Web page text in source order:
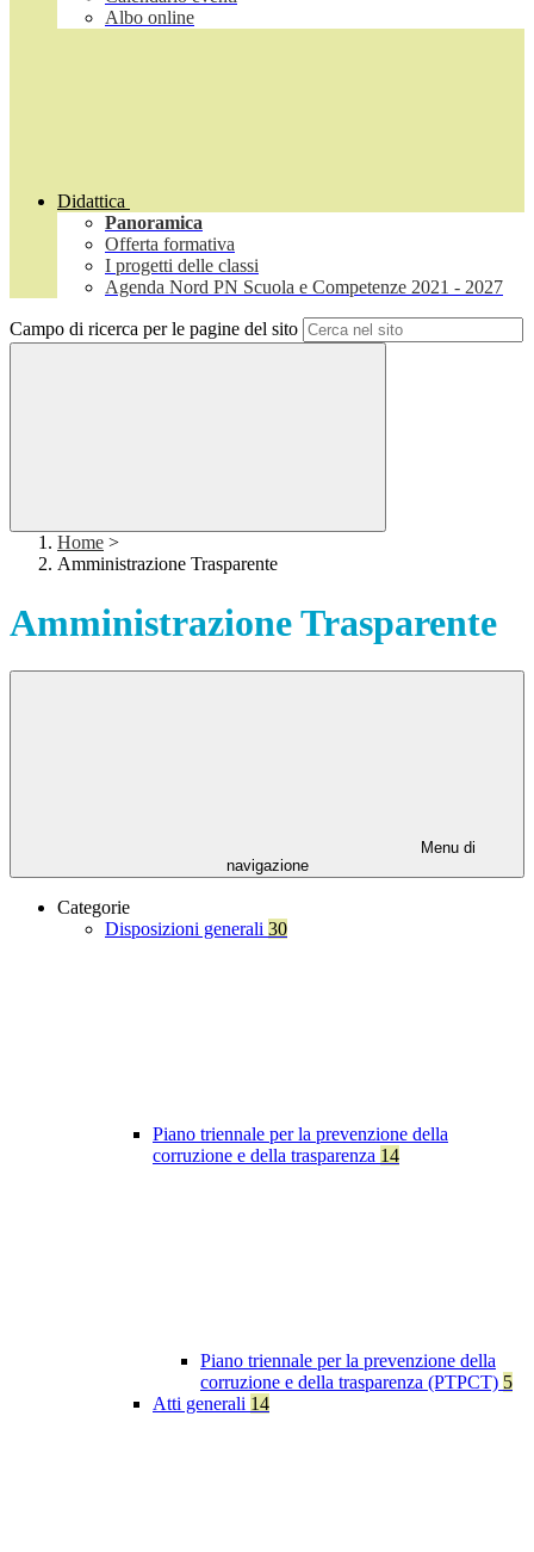
Albo online
Didattica
Panoramica
Offerta formativa
I progetti delle classi
Agenda Nord PN Scuola e Competenze 2021 - 2027
Campo di ricerca per le pagine del sito
Home >
Amministrazione Trasparente
Amministrazione Trasparente
Menu di
navigazione
Categorie
Disposizioni generali 30
Piano triennale per la prevenzione della
corruzione e della trasparenza 14
Piano triennale per la prevenzione della
corruzione e della trasparenza (PTPCT) 5
Atti generali 14